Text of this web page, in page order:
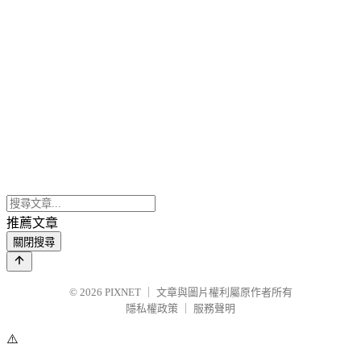
推薦文章
關閉搜尋
© 2026 PIXNET
文章與圖片權利屬原作者所有
隱私權政策
服務聲明
⚠️